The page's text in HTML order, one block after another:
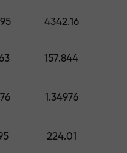
4342.16
157.844
1.34976
224.01